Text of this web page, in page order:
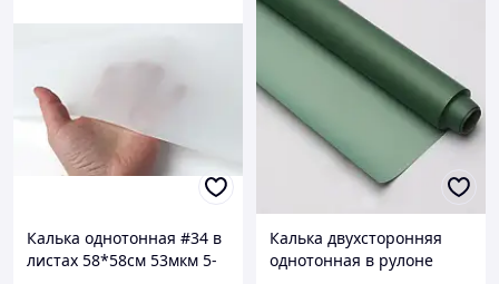
Калька однотонная #34 в
листах 58*58cм 53мкм 5-
Калька двухсторонняя
однотонная в рулоне